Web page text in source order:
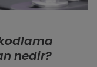
nedir?